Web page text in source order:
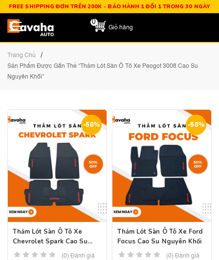
FREE SHIPPING ĐƠN TRÊN 200K - BẢO HÀNH 1 ĐỔI 1 TRONG 30 NGÀY
0
Giỏ hàng
Trang Chủ /
Sản Phẩm Được Gắn Thẻ “Thảm Lót Sàn Ô Tô Xe Peogot 3008 Cao Su
Nguyên Khối”
-58%
Thảm Lót Sàn Ô Tô Xe
Chevrolet Spark Cao Su
Nguyên Khối
(0) Đánh giá
-58%
Thảm Lót Sàn Ô Tô Xe Ford
Focus Cao Su Nguyên Khối
(0) Đánh giá